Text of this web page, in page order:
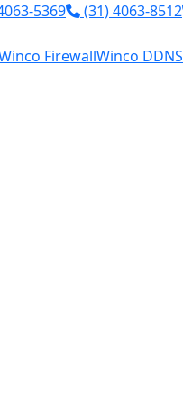
5369 (31) 4063-8512
FirewallWinco DDNS